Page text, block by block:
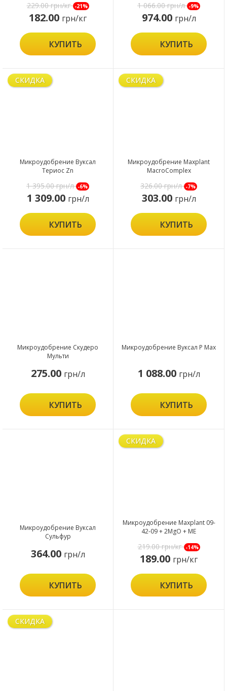
229.00грн/кг -21%
182.00 грн/кг
КУПИТЬ
1 066.00грн/л -9%
974.00 грн/л
КУПИТЬ
СКИДКА
Микроудобрение Вуксал
Териос Zn
1 395.00грн/л -6%
1 309.00 грн/л
КУПИТЬ
СКИДКА
Микроудобрение Maxplant
MacroComplex
326.00грн/л -7%
303.00 грн/л
КУПИТЬ
Микроудобрение Скудеро
Мульти
275.00 грн/л
КУПИТЬ
Микроудобрение Вуксал P Max
1 088.00 грн/л
КУПИТЬ
Микроудобрение Вуксал
Сульфур
364.00 грн/л
КУПИТЬ
СКИДКА
Микроудобрение Maxplant 09-
42-09 + 2MgO + ME
219.00грн/кг -14%
189.00 грн/кг
КУПИТЬ
СКИДКА